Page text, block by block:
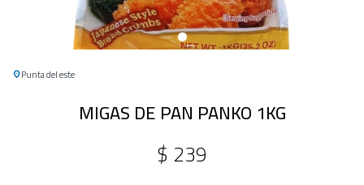
Punta del este
MIGAS DE PAN PANKO 1KG
$ 239